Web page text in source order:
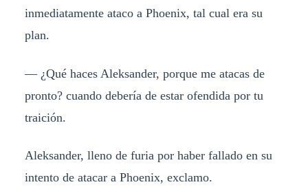
inmediatamente ataco a Phoenix, tal cual era su
plan.
— ¿Qué haces Aleksander, porque me atacas de
pronto? cuando debería de estar ofendida por tu
traición.
Aleksander, lleno de furia por haber fallado en su
intento de atacar a Phoenix, exclamo.